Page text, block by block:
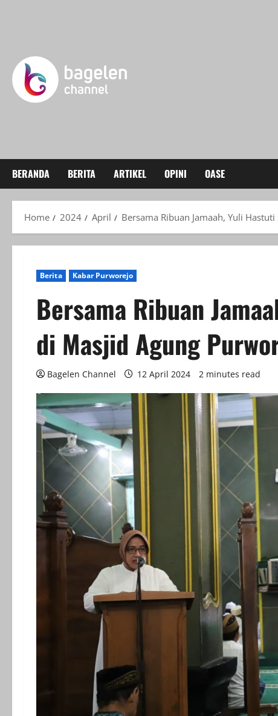
BERANDA BERITA ARTIKEL OPINI OASE
Home 2024 April Bersama Ribuan Jamaah, Yuli
Berita Kabar Purworejo
Bersama Ribuan
di Masjid Agung
Bagelen Channel 12 April 2024 2 minutes read